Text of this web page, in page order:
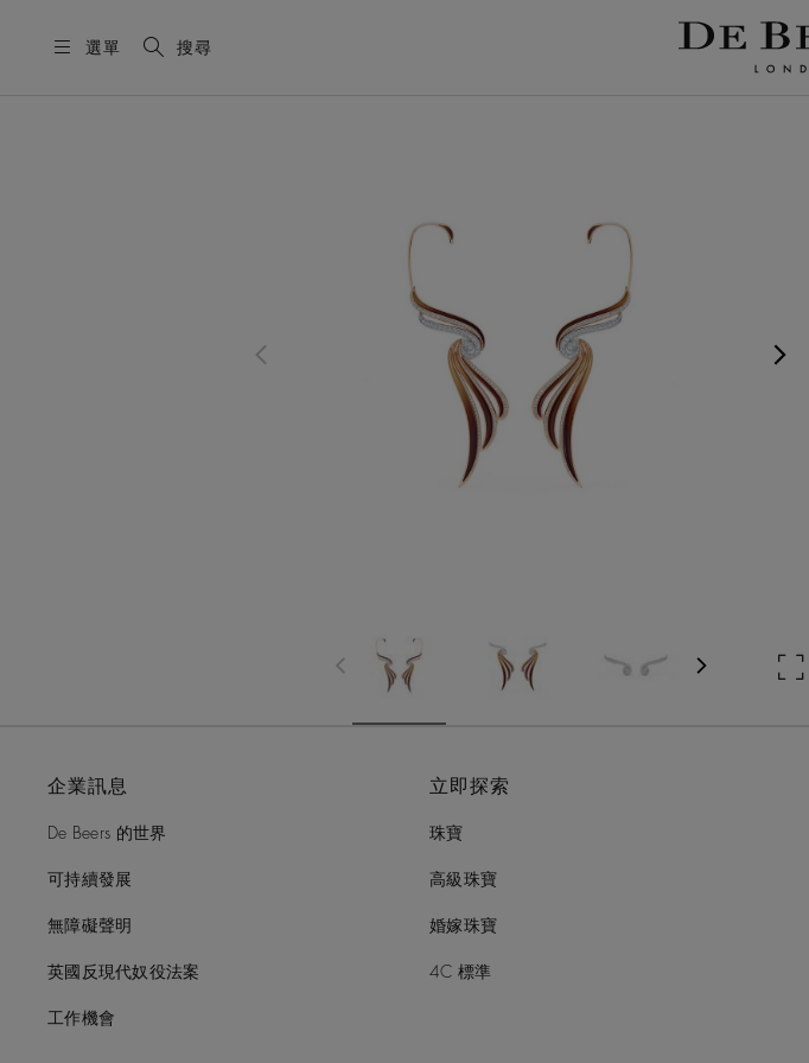
選單 搜尋
這是一個帶有一張大圖像和下面的縮圖軌道的輪播。使用 Tab 按
企業訊息
De Beers 的世界
可持續發展
無障礙聲明
英國反現代奴役法案
工作機會
立即探索
珠寶
高級珠寶
婚嫁珠寶
4C 標準